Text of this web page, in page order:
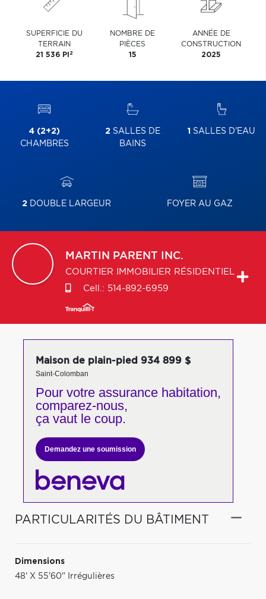
SUPERFICIE DU
TERRAIN
21 536 PI 2
NOMBRE DE
PIÈCES
15
ANNÉE DE
CONSTRUCTION
2025
4 (2+2)
CHAMBRES
2 SALLES DE
BAINS
1 SALLES D'EAU
2 DOUBLE LARGEUR FOYER AU GAZ
MARTIN PARENT INC.
COURTIER IMMOBILIER RÉSIDENTIEL
Cell.: 514-892-6959
Maison de plain-pied 934 899 $
Saint-Colomban
Pour votreassurance habitation,
comparez-nous,
ça vaut le coup.
Demandez une soumission
PARTICULARITÉS DU BÂTIMENT
Dimensions
48' X 55'60" Irrégulières